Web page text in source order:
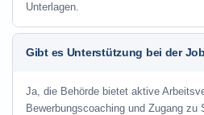
Unterlagen.
Gibt es Unterstützung bei der
Ja, die Behörde bietet aktive
Bewerbungscoaching und Zugang zu